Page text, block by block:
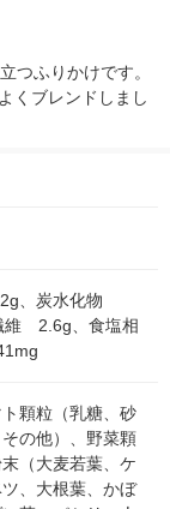
つふりかけです。
くブレンドしまし
、炭水化物
維 2.6g、食塩相
顆粒（乳糖、砂
の他）、野菜顆
（大麦若葉、ケ
、大根葉、かぼ